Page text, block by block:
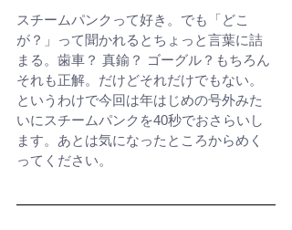
スチームパンクって好き。でも「どこ
が？」って聞かれるとちょっと言葉に詰
まる。歯車？ 真鍮？ ゴーグル？もちろん
それも正解。だけどそれだけでもない。
というわけで今回は年はじめの号外みた
いにスチームパンクを40秒でおさらいし
ます。あとは気になったところからめく
ってください。